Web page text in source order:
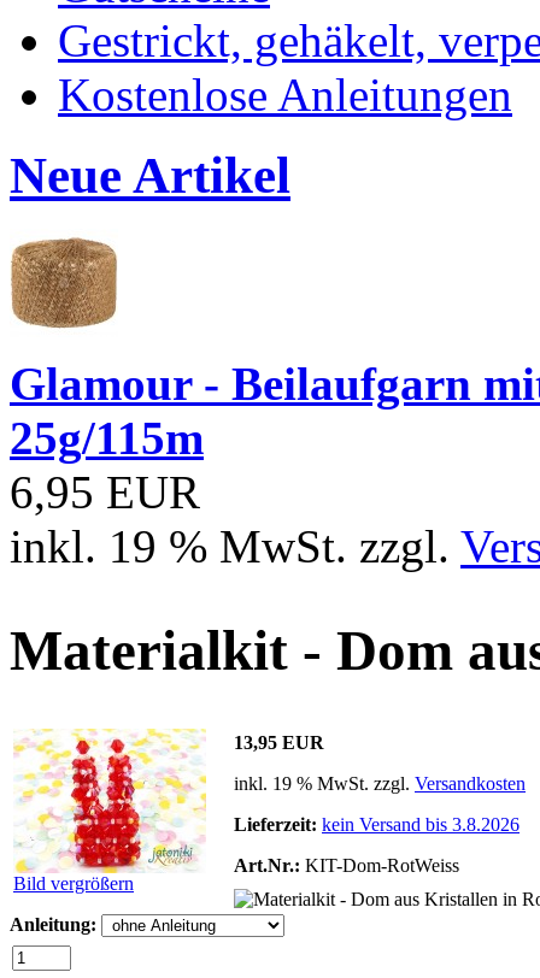
Gestrickt, gehäkelt,
Kostenlose Anleitungen
Neue Artikel
Glamour - Beilaufgarn
25g/115m
6,95 EUR
inkl. 19 % MwSt. zzgl.
Materialkit - Dom
Bild vergrößern
13,95 EUR
inkl. 19 % MwSt. zzgl. Versandkosten
Lieferzeit: kein Versand bis 3.8.2026
Art.Nr.: KIT-Dom-RotWeiss
Anleitung: